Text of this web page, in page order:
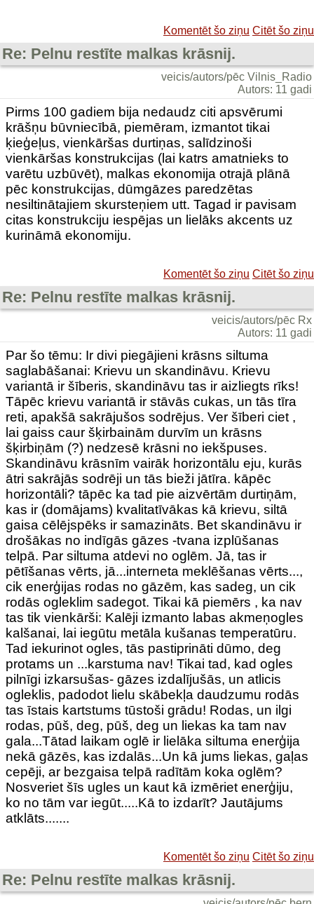
Komentēt šo ziņu Citēt šo ziņu
Re: Pelnu restīte malkas krāsnij.
veicis/autors/pēc Vilnis_Radio
Autors: 11 gadi
Pirms 100 gadiem bija nedaudz citi apsvērumi
krāšņu būvniecībā, piemēram, izmantot tikai
ķieģeļus, vienkāršas durtiņas, salīdzinoši
vienkāršas konstrukcijas (lai katrs amatnieks to
varētu uzbūvēt), malkas ekonomija otrajā plānā
pēc konstrukcijas, dūmgāzes paredzētas
nesiltinātajiem skursteņiem utt. Tagad ir pavisam
citas konstrukciju iespējas un lielāks akcents uz
kurināmā ekonomiju.
Komentēt šo ziņu Citēt šo ziņu
Re: Pelnu restīte malkas krāsnij.
veicis/autors/pēc Rx
Autors: 11 gadi
Par šo tēmu: Ir divi piegājieni krāsns siltuma
saglabāšanai: Krievu un skandināvu. Krievu
variantā ir šīberis, skandināvu tas ir aizliegts rīks!
Tāpēc krievu variantā ir stāvās cukas, un tās tīra
reti, apakšā sakrājušos sodrējus. Ver šīberi ciet ,
lai gaiss caur šķirbainām durvīm un krāsns
šķirbiņām (?) nedzesē krāsni no iekšpuses.
Skandināvu krāsnīm vairāk horizontālu eju, kurās
ātri sakrājās sodrēji un tās bieži jātīra. kāpēc
horizontāli? tāpēc ka tad pie aizvērtām durtiņām,
kas ir (domājams) kvalitatīvākas kā krievu, siltā
gaisa cēlējspēks ir samazināts. Bet skandināvu ir
drošākas no indīgās gāzes -tvana izplūšanas
telpā. Par siltuma atdevi no oglēm. Jā, tas ir
pētīšanas vērts, jā...interneta meklēšanas vērts...,
cik enerģijas rodas no gāzēm, kas sadeg, un cik
rodās ogleklim sadegot. Tikai kā piemērs , ka nav
tas tik vienkārši: Kalēji izmanto labas akmeņogles
kalšanai, lai iegūtu metāla kušanas temperatūru.
Tad iekurinot ogles, tās pastiprināti dūmo, deg
protams un ...karstuma nav! Tikai tad, kad ogles
pilnīgi izkarsušas- gāzes izdalījušās, un atlicis
ogleklis, padodot lielu skābekļa daudzumu rodās
tas īstais kartstums tūstoši grādu! Rodas, un ilgi
rodas, pūš, deg, pūš, deg un liekas ka tam nav
gala...Tātad laikam oglē ir lielāka siltuma enerģija
nekā gāzēs, kas izdalās...Un kā jums liekas, gaļas
cepēji, ar bezgaisa telpā radītām koka oglēm?
Nosveriet šīs ugles un kaut kā izmēriet enerģiju,
ko no tām var iegūt.....Kā to izdarīt? Jautājums
atklāts.......
Komentēt šo ziņu Citēt šo ziņu
Re: Pelnu restīte malkas krāsnij.